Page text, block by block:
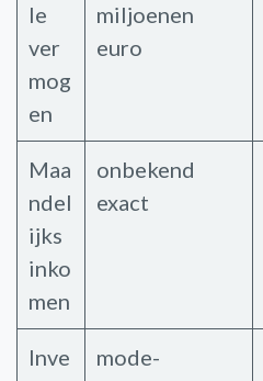
le
ver
mog
en
miljoenen
euro
Maa
ndel
ijks
inko
men
onbekend
exact
Inve
mode-